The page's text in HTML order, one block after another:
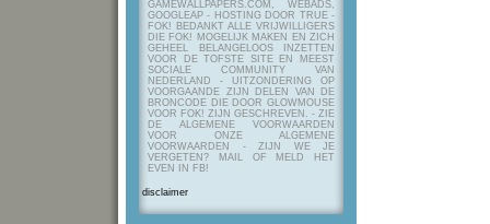
GAMEWALLPAPERS.COM, WEBADS,
GOOGLEAP - HOSTING DOOR TRUE -
FOK! BEDANKT ALLE VRIJWILLIGERS
DIE FOK! MOGELIJK MAKEN EN ZICH
GEHEEL BELANGELOOS INZETTEN
VOOR DE TOFSTE SITE EN MEEST
SOCIALE COMMUNITY VAN
NEDERLAND - UITZONDERING OP
VOORGAANDE ZIJN DELEN VAN DE
BRONCODE DIE DOOR GLOWMOUSE
VOOR FOK! ZIJN GESCHREVEN. - ZIE
DE ALGEMENE VOORWAARDEN
VOOR ONZE ALGEMENE
VOORWAARDEN - ZIJN WE JE
VERGETEN? MAIL OF MELD HET
EVEN IN FB!
disclaimer